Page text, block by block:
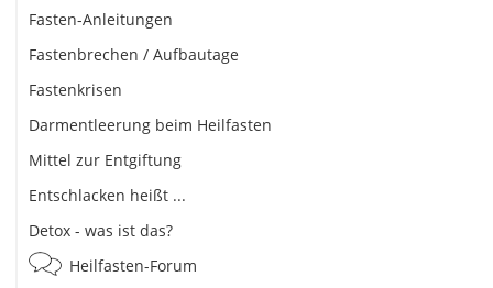
Fasten-Anleitungen
Fastenbrechen / Aufbautage
Fastenkrisen
Darmentleerung beim Heilfasten
Mittel zur Entgiftung
Entschlacken heißt ...
Detox - was ist das?
Heilfasten-Forum